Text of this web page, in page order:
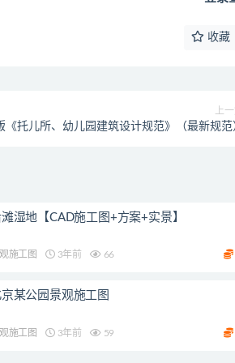
收藏
上
《托儿所、幼儿园建筑设计规范》（最新规范
湿地【CAD施工图+方案+实景】
施工图 3年前 66
某公园景观施工图
施工图 3年前 59